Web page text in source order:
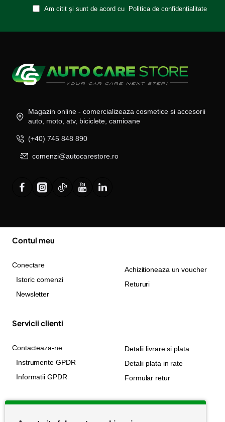
Am citit și sunt de acord cu Politica de confidențialitate
Magazin online - comercializeaza cosmetice si accesorii
auto, moto, atv, biciclete, camioane
(+40) 745 848 890
comenzi@autocarestore.ro
Contul meu
Conectare
Istoric comenzi
Newsletter
Achizitioneaza un voucher
Retururi
Servicii clienti
Contacteaza-ne
Instrumente GPDR
Informatii GPDR
Detalii livrare si plata
Detalii plata in rate
Formular retur